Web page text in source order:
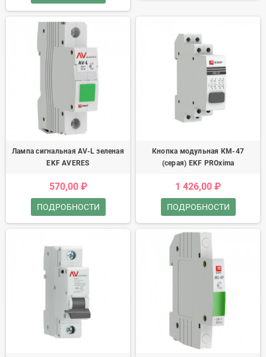
Лампа сигнальная AV-L зеленая
EKF AVERES
570,00 ₽
ПОДРОБНОСТИ
Кнопка модульная КМ-47
(серая) EKF PROxima
1 426,00 ₽
ПОДРОБНОСТИ